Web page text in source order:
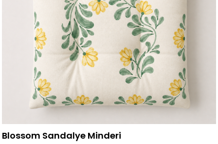
Blossom Sandalye Minderi